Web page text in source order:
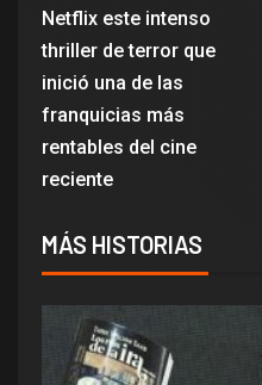
Netflix este intenso
thriller de terror que
inició una de las
franquicias más
rentables del cine
reciente
MÁS HISTORIAS